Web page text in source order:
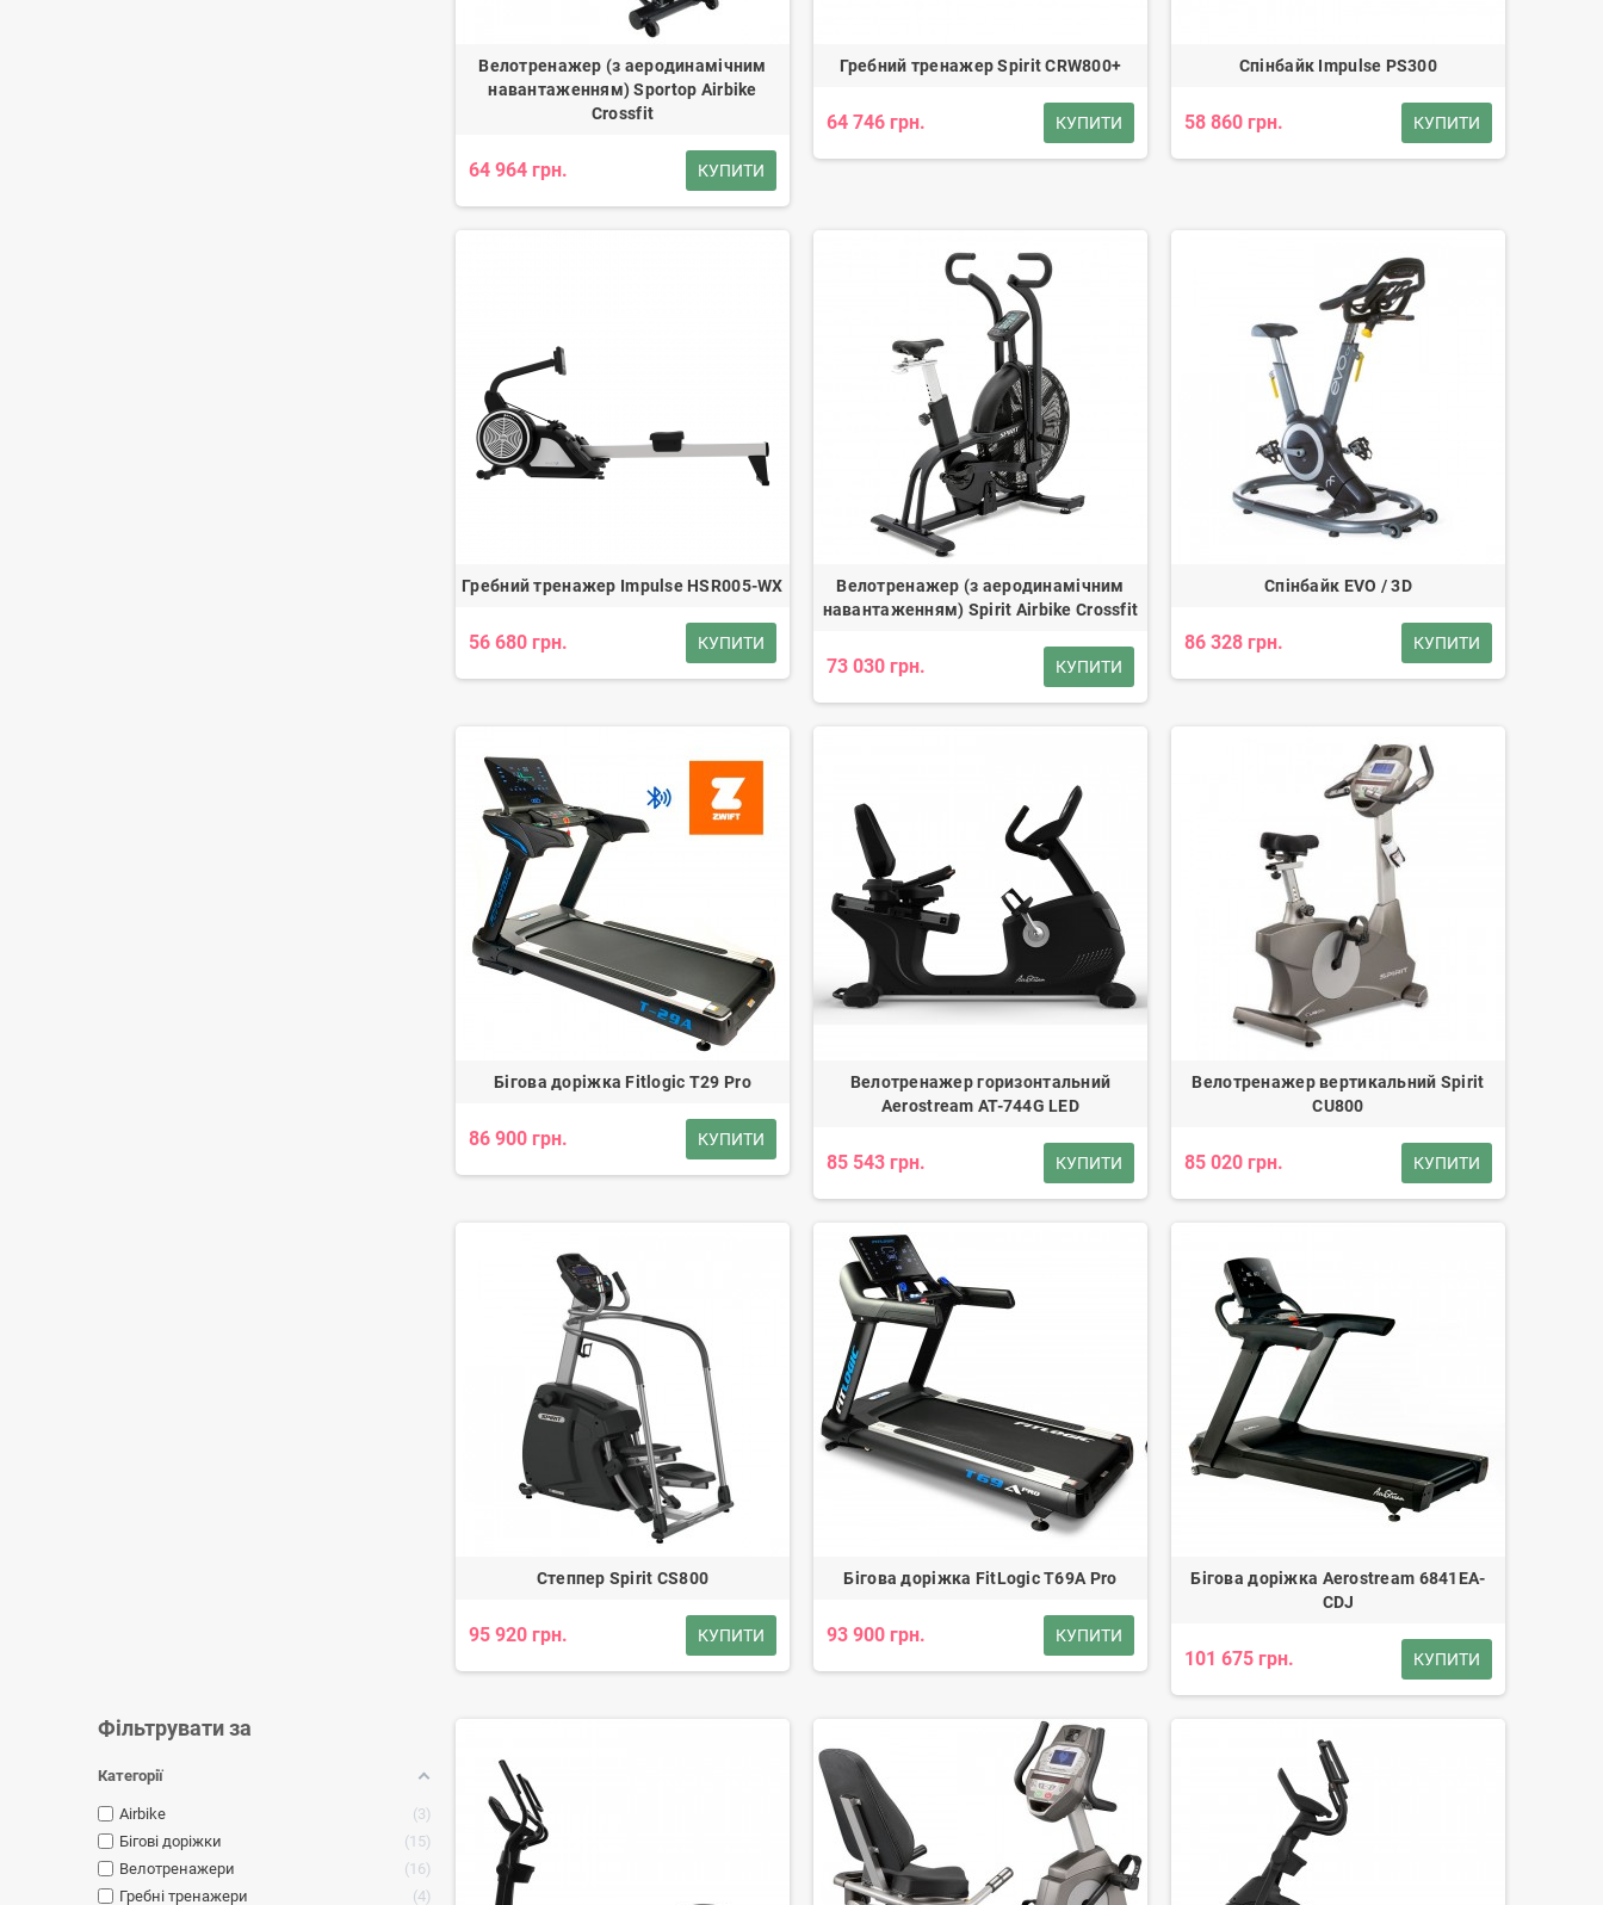
Фільтрувати за
Категорії
Airbike
3
Бігові доріжки
15
Велотренажери
16
Гребні тренажери
4
Велотренажер (з аеродинамічним
навантаженням) Sportop Airbike
Crossfit
64 964 грн. КУПИТИ
Гребний тренажер Spirit CRW800+
64 746 грн. КУПИТИ
Спінбайк Impulse PS300
58 860 грн. КУПИТИ
Гребний тренажер Impulse HSR005-WX
56 680 грн. КУПИТИ
Велотренажер (з аеродинамічним
навантаженням) Spirit Airbike Crossfit
73 030 грн. КУПИТИ
Спінбайк EVO / 3D
86 328 грн. КУПИТИ
Бігова доріжка Fitlogic T29 Pro
86 900 грн. КУПИТИ
Велотренажер горизонтальний
Aerostream AT-744G LED
85 543 грн. КУПИТИ
Велотренажер вертикальний Spirit
CU800
85 020 грн. КУПИТИ
Степпер Spirit CS800
95 920 грн. КУПИТИ
Бігова доріжка FitLogic T69A Pro
93 900 грн. КУПИТИ
Бігова доріжка Aerostream 6841EA-
CDJ
101 675 грн. КУПИТИ